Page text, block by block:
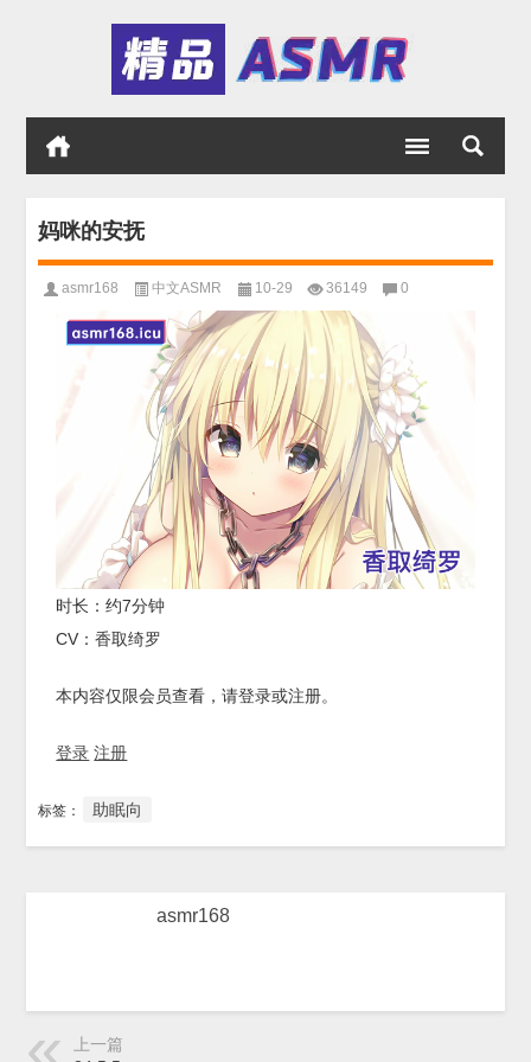
妈咪的安抚
asmr168 中文ASMR 10-29 36149 0
时长：约7分钟
CV：香取绮罗
本内容仅限会员查看，请登录或注册。
登录 注册
标签： 助眠向
asmr168
上一篇